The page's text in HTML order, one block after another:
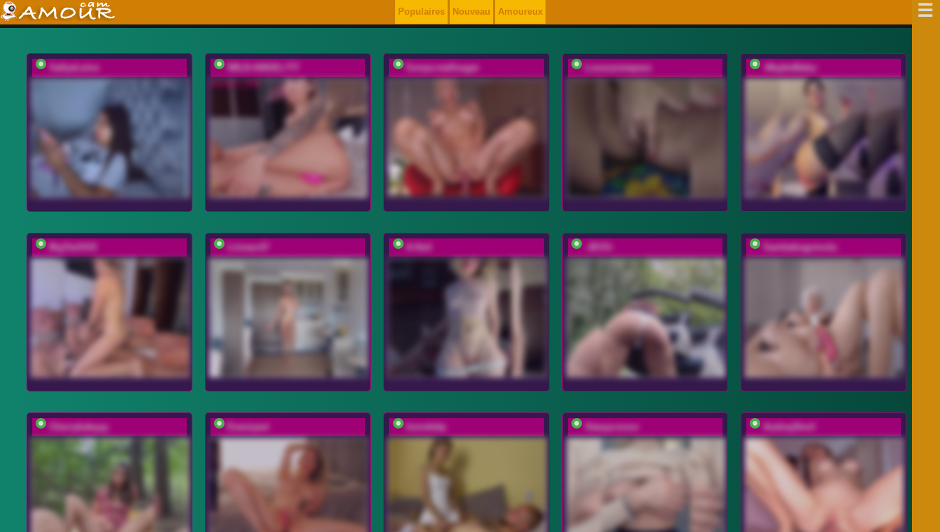
Populaires Nouveau Amoureux
SallyeLeins WILD-ANGEL777 Sonya-reallsugar Luxurynewpara -MaybeBaby-
BigTwiXXX Linnea-67 A-Huli Samkabogomola
Cherrybabyyy Eseniyavl lionnkitty Stasya-moor AudreyDevil